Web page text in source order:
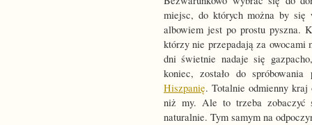
miejsc, do których można by się
albowiem jest po prostu pyszna.
którzy nie przepadają za owocami
dni świetnie nadaje się
koniec, zostało do
Hiszpanię. Totalnie odmienny
niż my. Ale to trzeba zobaczyć
naturalnie. Tym samym na